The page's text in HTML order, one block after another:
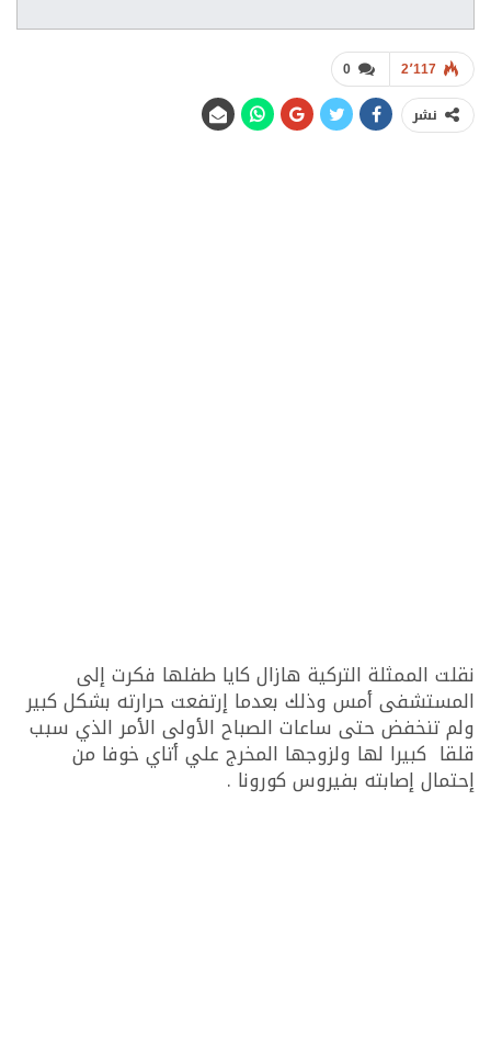
0 2٬117
نشر
نقلت الممثلة التركية هازال كايا طفلها فكرت إلى
المستشفى أمس وذلك بعدما إرتفعت حرارته بشكل كبير
ولم تنخفض حتى ساعات الصباح الأولى الأمر الذي سبب
قلقا كبيرا لها ولزوجها المخرج علي أتاي خوفا من
إحتمال إصابته بفيروس كورونا .